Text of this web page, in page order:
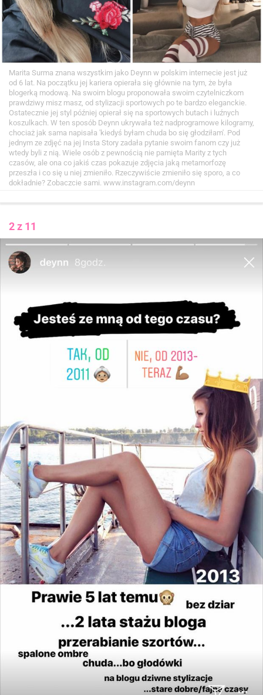
Marita Surma znana wszystkim jako Deynn w polskim internecie jest już
od 6 lat. Na początku jej kariera opierała się głównie na tym, że była
blogerką modową. Na swoim blogu proponowała swoim czytelniczkom
prawdziwy misz masz, od stylizacji sportowych po te bardzo eleganckie.
Ostatecznie jej styl później opierał się na sportowych butach i luźnych
koszulkach. W ten sposób Deynn ukrywała też nadprogramowe kilogramy,
chociaż jak sama napisała 'kiedyś byłam chuda bo się głodziłam'. Pod
jednym ze zdjęć na jej Insta Story zadała pytanie swoim fanom czy już
wtedy byli z nią. Wiele osób z pewnością nie pamięta Marity z tych
czasów, ale ona co jakiś czas pokazuje zdjęcia jaką metamorfozę
przeszła i co się u niej zmieniło. Rzeczywiście zmieniło się sporo, a co
dokładnie? Zobaczcie sami. www.instagram.com/deynn
2 z 11